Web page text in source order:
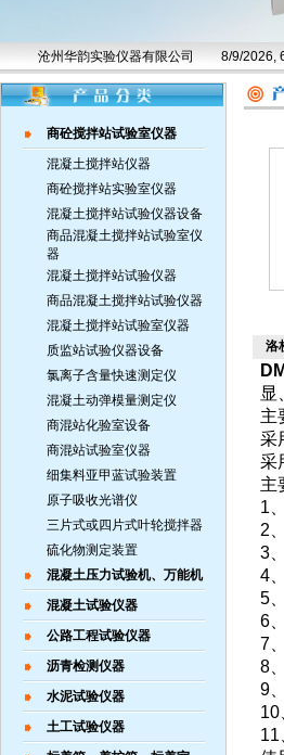
沧州华韵实验仪器有限公司 8/9/2026,
商砼搅拌站试验室仪器
混凝土搅拌站仪器
商砼搅拌站实验室仪器
混凝土搅拌站试验仪器设备
商品混凝土搅拌站试验室仪
器
混凝土搅拌站试验仪器
商品混凝土搅拌站试验仪器
混凝土搅拌站试验室仪器
质监站试验仪器设备
氯离子含量快速测定仪
混凝土动弹模量测定仪
商混站化验室设备
商混站试验室仪器
细集料亚甲蓝试验装置
原子吸收光谱仪
三片式或四片式叶轮搅拌器
硫化物测定装置
混凝土压力试验机、万能机
混凝土试验仪器
公路工程试验仪器
沥青检测仪器
水泥试验仪器
土工试验仪器
洛
显
主
采
采
主
1
2
3
4
5
6
7
8
9
10
11